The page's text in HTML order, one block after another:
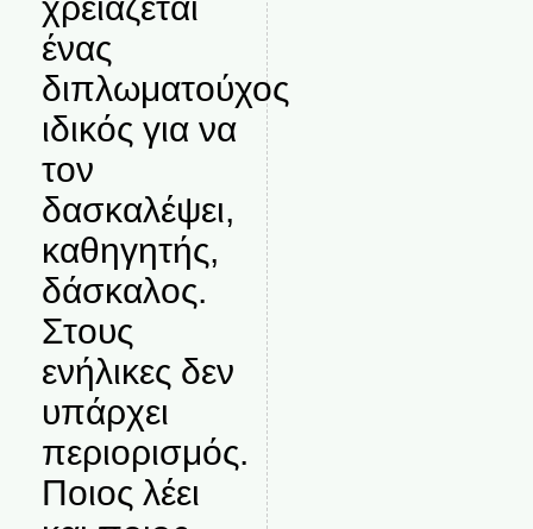
ένας
διπλωματούχος
ιδικός για να
τον
δασκαλέψει,
καθηγητής,
δάσκαλος.
Στους
ενήλικες δεν
υπάρχει
περιορισμός.
Ποιος λέει